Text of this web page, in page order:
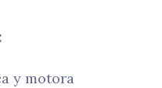
y motora